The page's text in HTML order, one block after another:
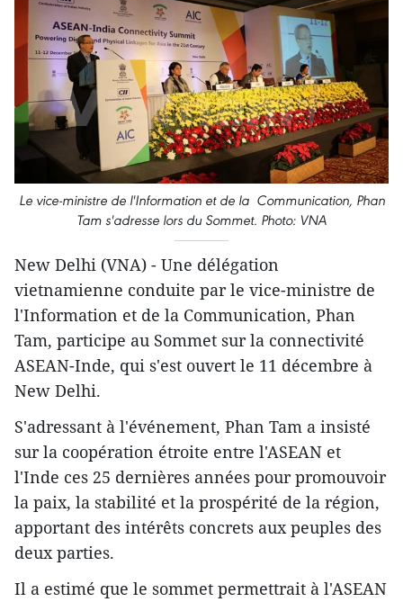
Le vice-ministre de l'Information et de la Communication, Phan
Tam s'adresse lors du Sommet. Photo: VNA
New Delhi (VNA) - Une délégation
vietnamienne conduite par le vice-ministre de
l'Information et de la Communication, Phan
Tam, particip​e au Sommet sur la connectivité
ASEAN-Inde, qui s'est ouvert le 11 décembre à
New Delhi.
S'adressant à l'événement, Phan Tam a insisté
sur la coopération étroite entre l'ASEAN et
l'Inde ​ces 25 dernières années pour promouvoir
la paix, la stabilité et la prospérité de la région,
apportant des intérêts concrets aux peuples des
deux parties.
Il a estimé que le sommet permettrait à l'ASEAN